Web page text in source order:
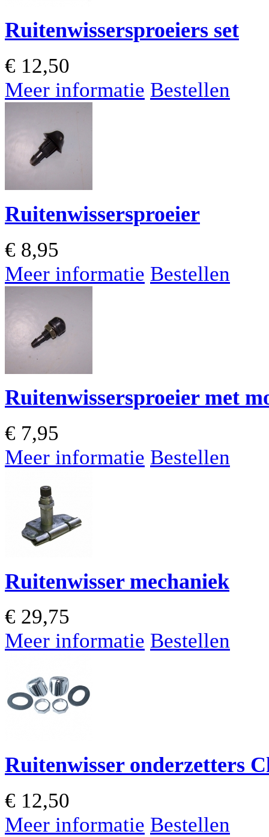
Ruitenwissersproeiers set
€ 12,50
Meer informatie Bestellen
Ruitenwissersproeier
€ 8,95
Meer informatie Bestellen
Ruitenwissersproeier met
€ 7,95
Meer informatie Bestellen
Ruitenwisser mechaniek
€ 29,75
Meer informatie Bestellen
Ruitenwisser onderzetters
€ 12,50
Meer informatie Bestellen